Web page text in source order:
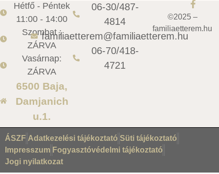
Hétfő - Péntek
11:00 - 14:00
Szombat :
ZÁRVA
Vasárnap:
ZÁRVA
6500 Baja,
Damjanich
u.1.
06-30/487-
4814
familiaetterem@familiaetterem.hu
06-70/418-
4721
©2025 –
familiaetterem.hu
ÁSZF Adatkezelési tájékoztató Süti tájékoztató
Impresszum Fogyasztóvédelmi tájékoztató
Jogi nyilatkozat